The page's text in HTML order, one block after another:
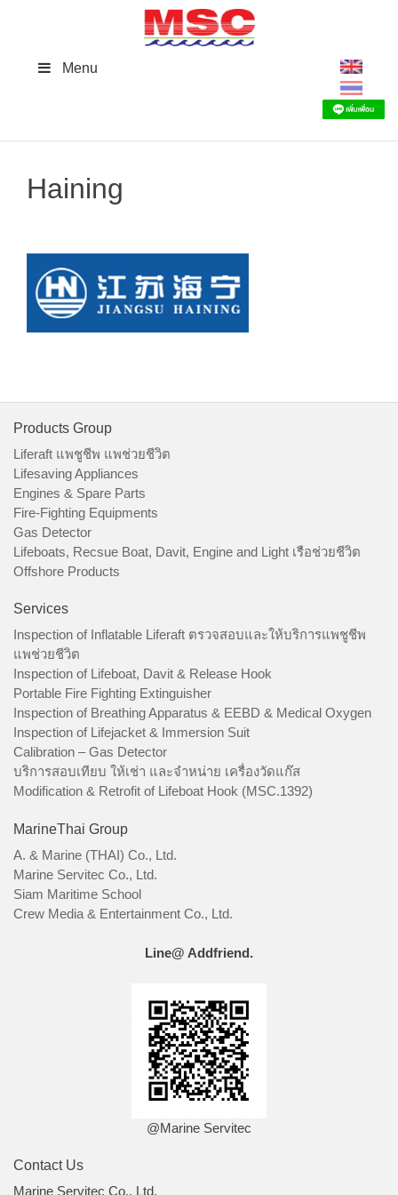
Menu
Haining
Products Group
Liferaft แพชูชีพ แพช่วยชีวิต
Lifesaving Appliances
Engines & Spare Parts
Fire-Fighting Equipments
Gas Detector
Lifeboats, Recsue Boat, Davit, Engine and Light เรือช่วยชีวิต
Offshore Products
Services
Inspection of Inflatable Liferaft ตรวจสอบและให้บริการแพชูชีพ
แพช่วยชีวิต
Inspection of Lifeboat, Davit & Release Hook
Portable Fire Fighting Extinguisher
Inspection of Breathing Apparatus & EEBD & Medical Oxygen
Inspection of Lifejacket & Immersion Suit
Calibration – Gas Detector
บริการสอบเทียบ ให้เช่า และจำหน่าย เครื่องวัดแก๊ส
Modification & Retrofit of Lifeboat Hook (MSC.1392)
MarineThai Group
A. & Marine (THAI) Co., Ltd.
Marine Servitec Co., Ltd.
Siam Maritime School
Crew Media & Entertainment Co., Ltd.
Line@ Addfriend.
@Marine Servitec
Contact Us
Marine Servitec Co., Ltd.